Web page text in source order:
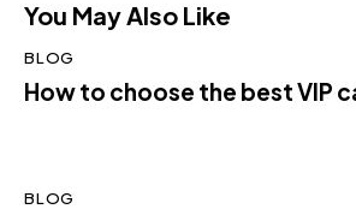
You May Also Like
BLOG
How to choose the best VIP
BLOG